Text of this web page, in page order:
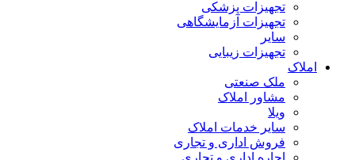
تجهیزات پزشکی
تجهیزات آزمایشگاهی
سایر
تجهیزات زیبایی
املاک
ملک صنعتی
مشاور املاک
ویلا
سایر خدمات املاک
فروش اداری و تجاری